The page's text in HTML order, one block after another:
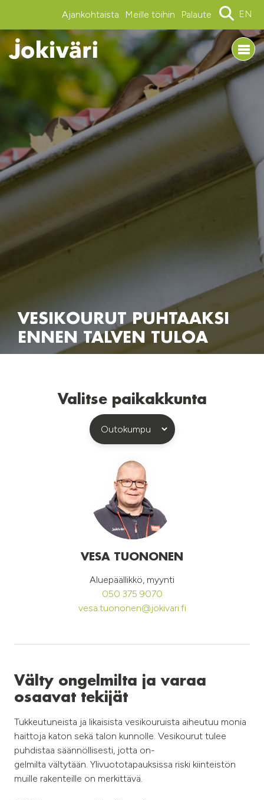
Ajankohtaista Meille töihin Palaute EN
VESIKOURUT PUHTAAKSI
ENNEN TALVEN TULOA
Valitse paikakkunta
VESA TUONONEN
Aluepäällikkö, myynti
050 375 9070
vesa.tuononen@jokivari.fi
Välty ongelmilta ja varaa
osaavat tekijät
Tukkeutuneista ja likaisista vesikouruista aiheutuu monia
haittoja katon sekä talon kunnolle. Vesikourut tulee
puhdistaa säännöllisesti, jotta on-
gelmilta vältytään. Ylivuototapauksissa riski kiinteistön
muille rakenteille on merkittävä.